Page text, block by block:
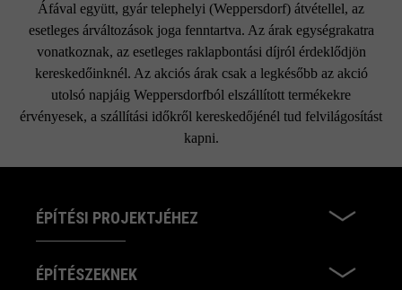
Áfával együtt, gyár telephelyi (Weppersdorf) átvétellel, az
esetleges árváltozások joga fenntartva. Az árak egységrakatra
vonatkoznak, az esetleges raklapbontási díjról érdeklődjön
kereskedőinknél. Az akciós árak csak a legkésőbb az akció
utolsó napjáig Weppersdorfból elszállított termékekre
érvényesek, a szállítási időkről kereskedőjénél tud felvilágosítást
kapni.
ÉPÍTÉSI PROJEKTJÉHEZ
ÉPÍTÉSZEKNEK